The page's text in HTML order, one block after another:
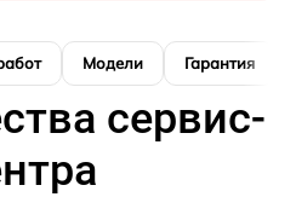
Модели Гарантия
сервис-